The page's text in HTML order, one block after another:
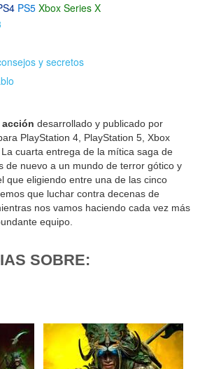
PS5 Xbox Series X
y secretos
acción desarrollado y publicado por
PlayStation 4, PlayStation 5, Xbox
cuarta entrega de la mítica saga de
de nuevo a un mundo de terror gótico y
que eligiendo entre una de las cinco
que luchar contra decenas de
nos vamos haciendo cada vez más
equipo.
SOBRE: